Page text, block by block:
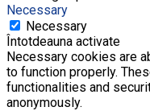
Necessary
Necessary
Întotdeauna activate
Necessary cookies are
to function properly.
functionalities and
anonymously.